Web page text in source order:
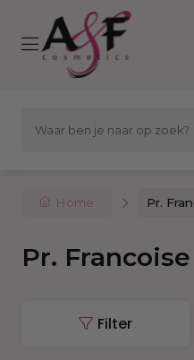
Home Pr.
Pr.
Filter